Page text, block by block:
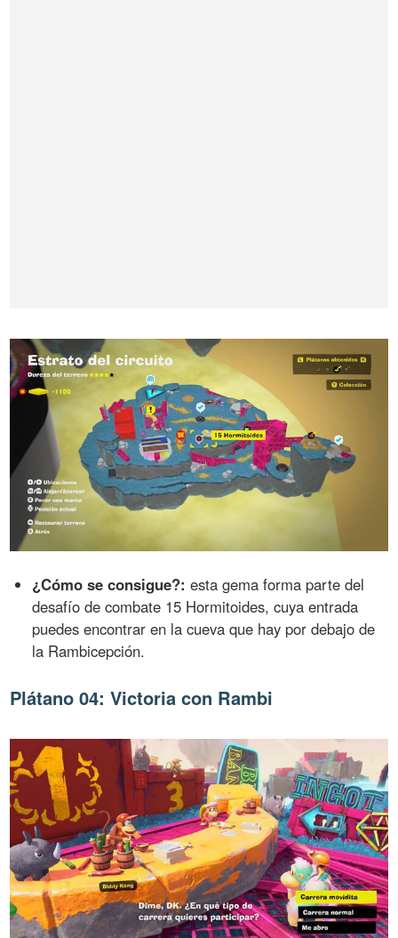
¿Cómo se consigue?: esta gema forma parte del
desafío de combate 15 Hormitoides, cuya entrada
puedes encontrar en la cueva que hay por debajo de
la Rambicepción.
Plátano 04: Victoria con Rambi